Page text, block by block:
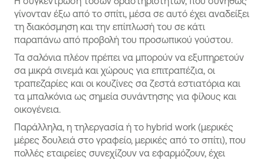
γίνονταν έξω από το σπίτι, μέσα σε αυτό έχει αναδείξει
τη διακόσμηση και την επίπλωσή του σε κάτι
παραπάνω από προβολή του προσωπικού γούστου.
Τα σαλόνια πλέον πρέπει να μπορούν να εξυπηρετούν
σα μικρά σινεμά και χώρους για επιτραπέζια, οι
τραπεζαρίες και οι κουζίνες σα ζεστά εστιατόρια και
τα μπαλκόνια ως σημεία συνάντησης για φίλους και
οικογένεια.
Παράλληλα, η τηλεργασία ή το hybrid work (μερικές
μέρες δουλειά στο γραφείο, μερικές από το σπίτι), που
πολλές εταιρείες συνεχίζουν να εφαρμόζουν, έχει